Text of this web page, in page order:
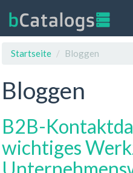
Startseite
Bloggen
Bloggen
B2B-
wichtiges